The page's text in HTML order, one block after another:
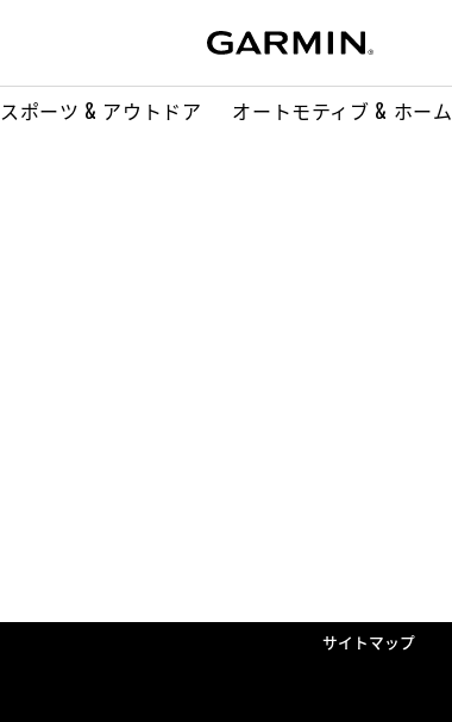
スポーツ & アウトドア オートモティブ & ホーム
サイトマップ